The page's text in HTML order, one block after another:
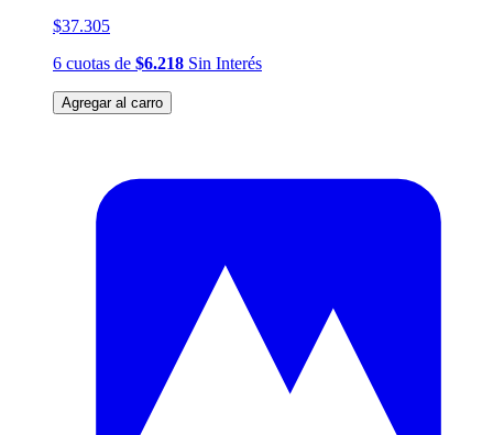
$37.305
6 cuotas de $6.218 Sin Interés
Agregar al carro